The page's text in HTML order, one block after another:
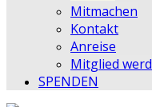
Mitmachen
Kontakt
Anreise
Mitglied
SPENDEN